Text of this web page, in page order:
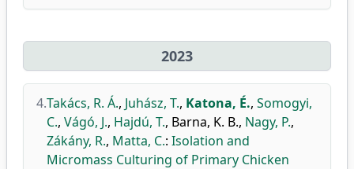
2023
4.Takács, R. Á., Juhász, T., Katona, É., Somogyi,
C., Vágó, J., Hajdú, T., Barna, K. B., Nagy, P.,
Zákány, R., Matta, C.: Isolation and
Micromass Culturing of Primary Chicken